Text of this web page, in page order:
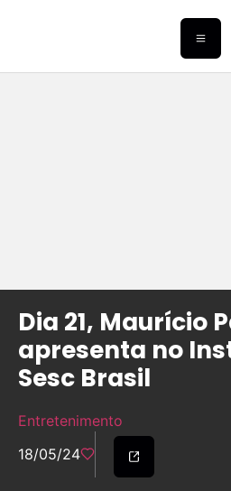
Dia 21, Maurício
apresenta no
Sesc Brasil
Entretenimento
18/05/24